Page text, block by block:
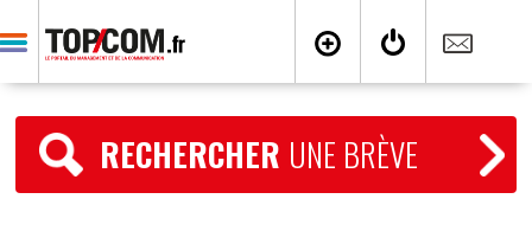
RECHERCHER UNE BRÈVE